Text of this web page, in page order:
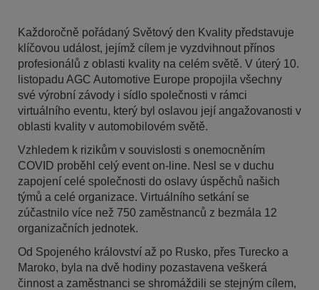
Každoročně pořádaný Světový den Kvality představuje
klíčovou událost, jejímž cílem je vyzdvihnout přínos
profesionálů z oblasti kvality na celém světě. V úterý 10.
listopadu AGC Automotive Europe propojila všechny
své výrobní závody i sídlo společnosti v rámci
virtuálního eventu, který byl oslavou její angažovanosti v
oblasti kvality v automobilovém světě.
Vzhledem k rizikům v souvislosti s onemocněním
COVID proběhl celý event on-line. Nesl se v duchu
zapojení celé společnosti do oslavy úspěchů našich
týmů a celé organizace. Virtuálního setkání se
zúčastnilo více než 750 zaměstnanců z bezmála 12
organizačních jednotek.
Od Spojeného království až po Rusko, přes Turecko a
Maroko, byla na dvě hodiny pozastavena veškerá
činnost a zaměstnanci se shromáždili se stejným cílem,